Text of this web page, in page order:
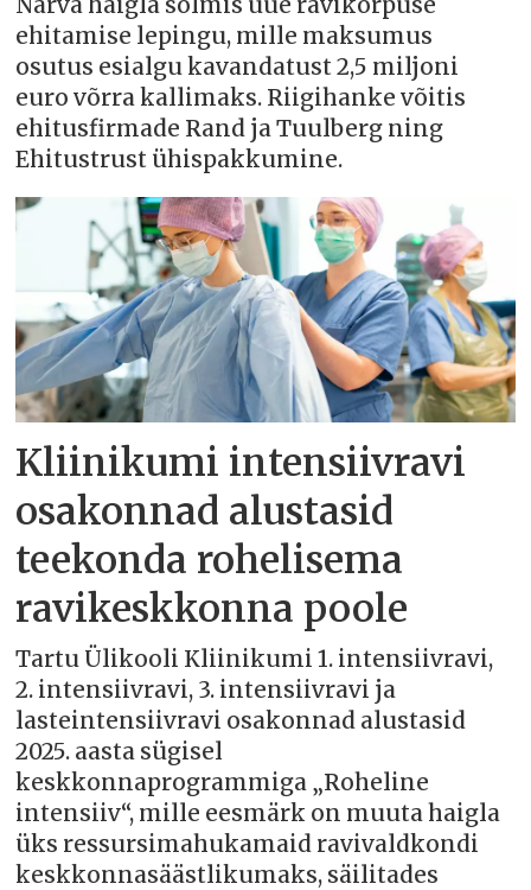
Narva haigla sõlmis uue ravikorpuse
ehitamise lepingu, mille maksumus
osutus esialgu kavandatust 2,5 miljoni
euro võrra kallimaks. Riigihanke võitis
ehitusfirmade Rand ja Tuulberg ning
Ehitustrust ühispakkumine.
Kliinikumi intensiivravi
osakonnad alustasid
teekonda rohelisema
ravikeskkonna poole
Tartu Ülikooli Kliinikumi 1. intensiivravi,
2. intensiivravi, 3. intensiivravi ja
lasteintensiivravi osakonnad alustasid
2025. aasta sügisel
keskkonnaprogrammiga „Roheline
intensiiv“, mille eesmärk on muuta haigla
üks ressursimahukamaid ravivaldkondi
keskkonnasäästlikumaks, säilitades